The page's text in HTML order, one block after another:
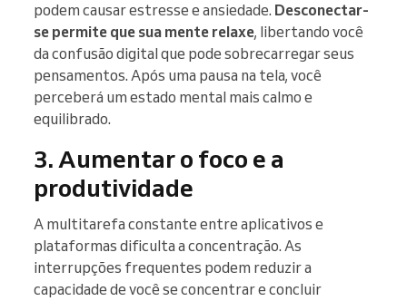
podem causar estresse e ansiedade. Desconectar-
se permite que sua mente relaxe, libertando você
da confusão digital que pode sobrecarregar seus
pensamentos. Após uma pausa na tela, você
perceberá um estado mental mais calmo e
equilibrado.
3. Aumentar o foco e a
produtividade
A multitarefa constante entre aplicativos e
plataformas dificulta a concentração. As
interrupções frequentes podem reduzir a
capacidade de você se concentrar e concluir